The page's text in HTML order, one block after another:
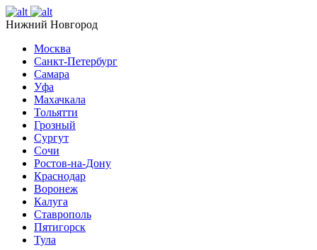
Нижний Новгород
Москва
Санкт-Петербург
Самара
Уфа
Махачкала
Тольятти
Грозный
Сургут
Сочи
Ростов-на-Дону
Краснодар
Воронеж
Калуга
Ставрополь
Пятигорск
Тула